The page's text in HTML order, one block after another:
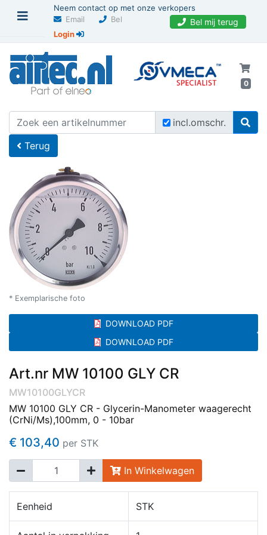
Neem contact op met onze verkopers
Email
Bel Bel mij terug
Login
0
incl.omschr.
U bevindt zich hier Home
Terug
* Exemplarische foto
DOWNLOAD PDF
DOWNLOAD PDF
Art.nr MW 10100 GLY CR
MW10100GLYCR
MW 10100 GLY CR - Glycerin-Manometer waagerecht
(CrNi/Ms),100mm, 0 - 10bar
€ 103,40 per STK
In Winkelwagen
Eenheid STK